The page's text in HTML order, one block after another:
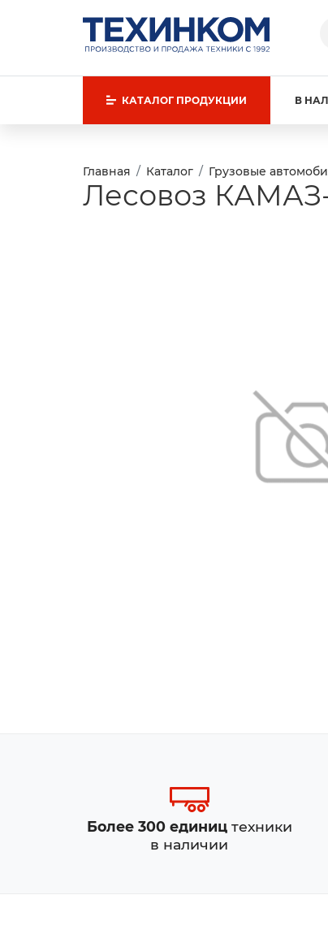
КАТАЛОГ ПРОДУКЦИИ В
Главная Каталог Грузовые
Лесовоз
Более 300 едиництехники
в наличии